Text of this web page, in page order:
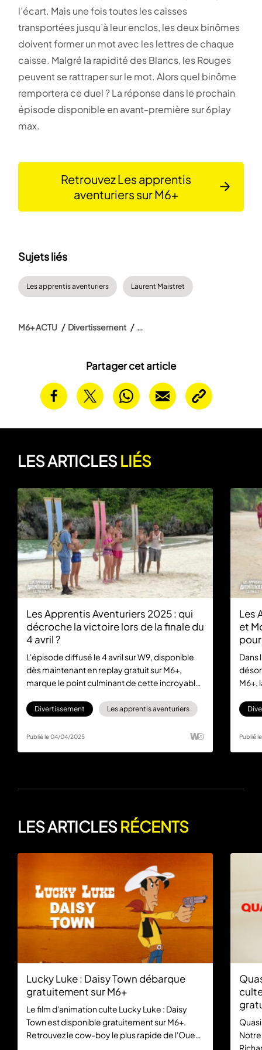
Partager cet article
l’écart. Mais une fois toutes les caisses
transportées jusqu’à leur enclos, les deux binômes
doivent former un mot avec les lettres de chaque
caisse. Malgré la rapidité des Blancs, les Rouges
peuvent se rattraper sur le mot. Alors quel binôme
remportera ce duel ? La réponse dans le prochain
épisode disponible en avant-première sur 6play
max.
Retrouvez Les apprentis
aventuriers sur M6+
Sujets liés
Les apprentis aventuriers Laurent Maistret
M6+ ACTU Divertissement
LES ARTICLESLIÉS
Les Apprentis Aventuriers 2025 : qui
décroche la victoire lors de la finale du
4 avril ?
L'épisode diffusé le 4 avril sur W9, disponible
dès maintenant en replay gratuit sur M6+,
marque le point culminant de cette incroyable
binômes Bleus, Gris et Roses s'affrontent dans
rebondissements.
Divertissement Les apprentis aventuriers
Publié le 04/04/2025
Les
et
Dans
M6+,
et
Publié
LES ARTICLESRÉCENTS
Lucky Luke : Daisy Town débarque
gratuitement sur M6+
Le film d'animation culte Lucky Luke : Daisy
Town est disponible gratuitement sur M6+.
Retrouvez le cow-boy le plus rapide de l'Ouest